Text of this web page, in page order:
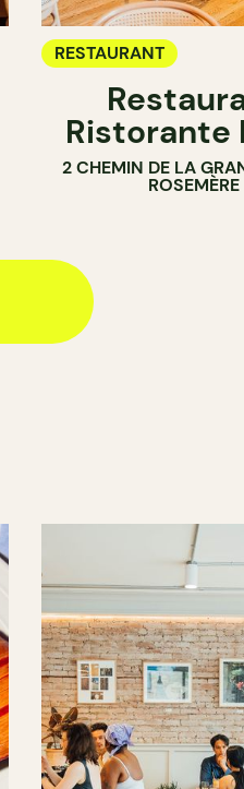
RESTAURANT
Ristorante
2 CHEMIN DE LA
ROSEMÈRE